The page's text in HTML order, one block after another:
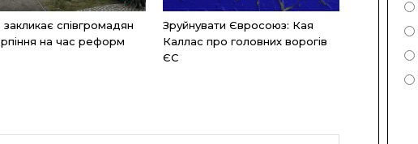
співгромадян
на час реформ
Зруйнувати Євросоюз: Кая
Каллас про головних ворогів
ЄС